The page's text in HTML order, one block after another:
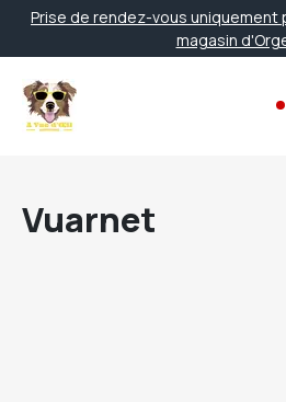
Prise de rendez-vous
magasin
Vuarnet